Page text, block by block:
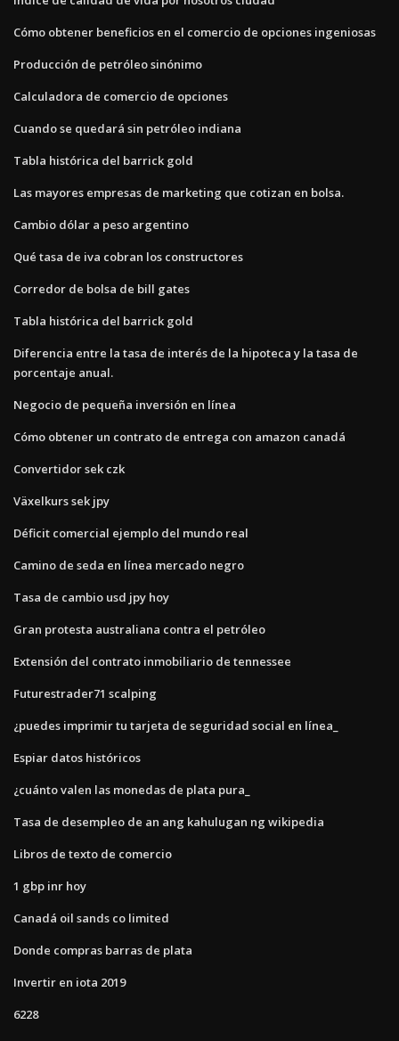
Cómo obtener beneficios en el comercio de opciones ingeniosas
Producción de petróleo sinónimo
Calculadora de comercio de opciones
Cuando se quedará sin petróleo indiana
Tabla histórica del barrick gold
Las mayores empresas de marketing que cotizan en bolsa.
Cambio dólar a peso argentino
Qué tasa de iva cobran los constructores
Corredor de bolsa de bill gates
Tabla histórica del barrick gold
Diferencia entre la tasa de interés de la hipoteca y la tasa de
porcentaje anual.
Negocio de pequeña inversión en línea
Cómo obtener un contrato de entrega con amazon canadá
Convertidor sek czk
Växelkurs sek jpy
Déficit comercial ejemplo del mundo real
Camino de seda en línea mercado negro
Tasa de cambio usd jpy hoy
Gran protesta australiana contra el petróleo
Extensión del contrato inmobiliario de tennessee
Futurestrader71 scalping
¿puedes imprimir tu tarjeta de seguridad social en línea_
Espiar datos históricos
¿cuánto valen las monedas de plata pura_
Tasa de desempleo de an ang kahulugan ng wikipedia
Libros de texto de comercio
1 gbp inr hoy
Canadá oil sands co limited
Donde compras barras de plata
Invertir en iota 2019
6228